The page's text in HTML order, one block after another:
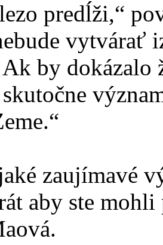
predĺži,“
vytvárať
by dokázalo
zaujímavé
aby ste